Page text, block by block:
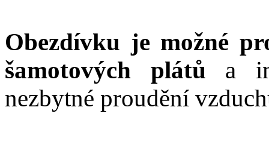
Obezdívku je možné
šamotových plátů a
nezbytné proudění